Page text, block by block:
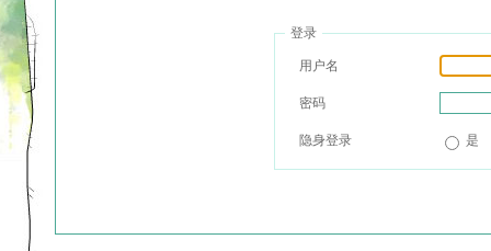
登录
用户名
密码
隐身登录 是